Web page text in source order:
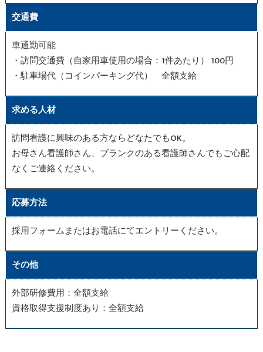
交通費
車通勤可能
・訪問交通費（自家用車使用の場合：1件あたり） 100円
・駐車場代（コインパーキング代） 全額支給
求める人材
訪問看護に興味のある方ならどなたでもOK。
お母さん看護師さん、ブランクのある看護師さんでもご心配
なくご連絡ください。
応募方法
採用フォームまたはお電話にてエントリーください。
その他
外部研修費用：全額支給
資格取得支援制度あり：全額支給